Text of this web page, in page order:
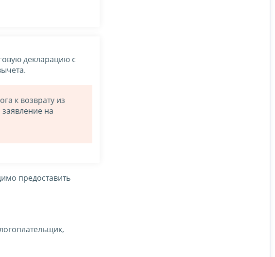
декларацию с
к возврату из
на
предоставить